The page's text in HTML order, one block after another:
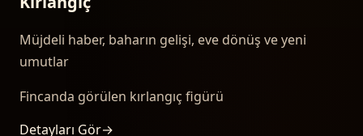
Müjdeli haber, baharın gelişi, eve dönüş ve yeni
umutlar
Fincanda görülen kırlangıç figürü
Detayları Gör→